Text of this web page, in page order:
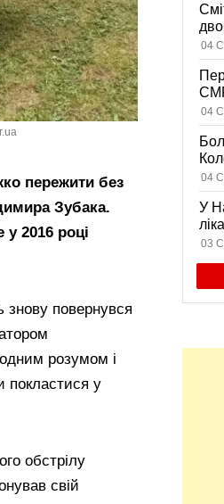
пережити без
Зубака.
2016 році
повернувся
розумом і
покластися у
обстрілу
свій
04
для
04
із
04
У
03